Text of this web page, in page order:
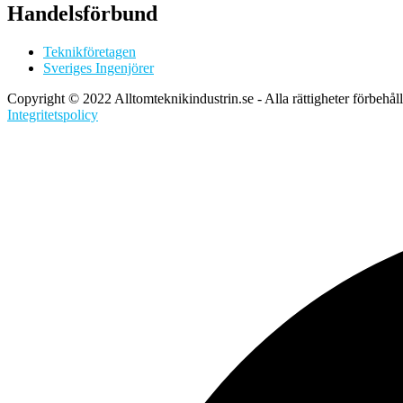
Handelsförbund
Teknikföretagen
Sveriges Ingenjörer
Copyright © 2022 Alltomteknikindustrin.se - Alla rättigheter
Integritetspolicy